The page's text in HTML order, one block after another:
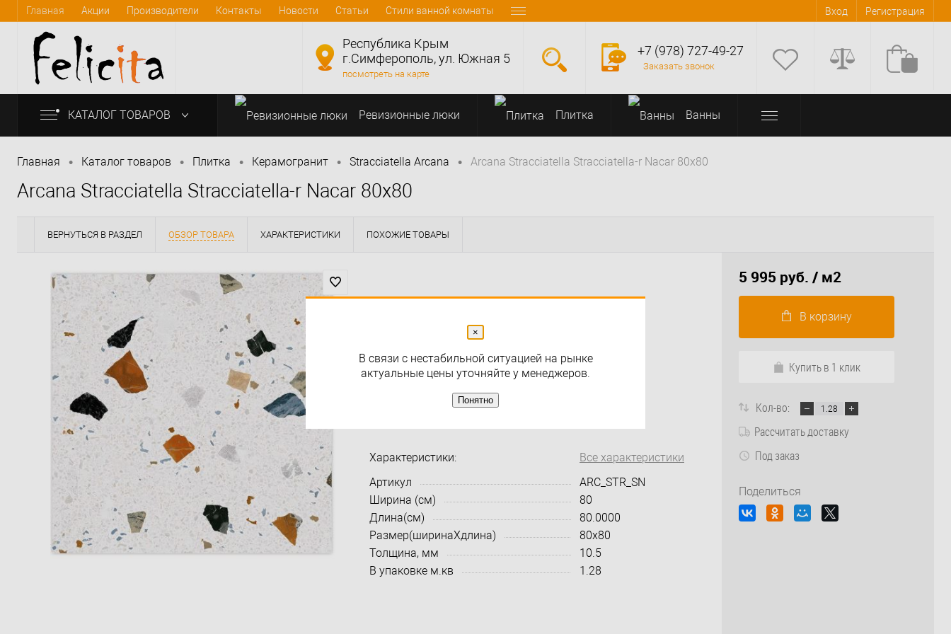
Главная Акции Производители Контакты Новости Статьи Стили ванной комнаты Вход Регистрация
info@felicita-crimea.ru
Республика Крым
г.Симферополь, ул. Южная 5
посмотреть на карте
+7 (978) 727-49-27
Заказать звонок
КАТАЛОГ ТОВАРОВ Ревизионные люки Плитка Bанны
Главная • Каталог товаров • Плитка • Керамогранит • Stracciatella Arcana • Arcana Stracciatella Stracciatella-r Nacar 80x80
Arcana Stracciatella Stracciatella-r Nacar 80x80
ВЕРНУТЬСЯ В РАЗДЕЛ ОБЗОР ТОВАРА ХАРАКТЕРИСТИКИ ПОХОЖИЕ ТОВАРЫ
Характеристики:
Все характеристики
Артикул
ARC_STR_SN
Ширина (см)
80
Длина(см)
80.0000
Размер(ширинаXдлина)
80x80
Толщина, мм
10.5
В упаковке м.кв
1.28
5 995 руб. / м2
В корзину
Купить в 1 клик
Кол-во:
Рассчитать доставку
Под заказ
Поделиться
×
В связи с нестабильной ситуацией на рынке
актуальные цены уточняйте у менеджеров.
Понятно